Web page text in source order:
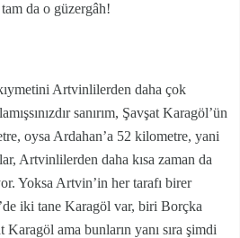
da o güzergâh!
Artvinlilerden daha çok
sanırım, Şavşat Karagöl’ün
oysa Ardahan’a 52 kilometre, yani
Artvinlilerden daha kısa zaman da
Yoksa Artvin’in her tarafı birer
iki tane Karagöl var, biri Borçka
ama bunların yanı sıra şimdi